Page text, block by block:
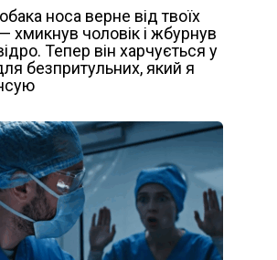
носа верне від твоїх
— хмикнув чоловік і жбурнув
Тепер він харчується у
безпритульних, який я